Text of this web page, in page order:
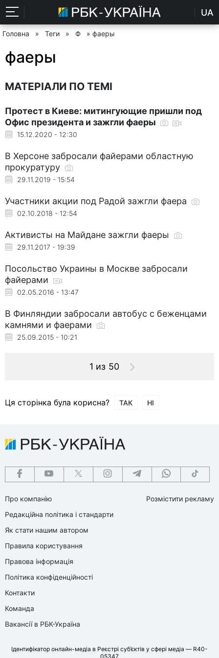
UA
Головна » Теги » Ф » фаеры
фаеры
МАТЕРІАЛИ ПО ТЕМІ
Протест в Киеве: митингующие пришли под
Офис президента и зажгли фаеры
15.12.2020 - 12:30
В Херсоне забросали файерами областную
прокуратуру
29.11.2019 - 15:54
Участники акции под Радой зажгли фаера
02.10.2018 - 12:54
Активисты на Майдане зажгли фаеры
29.11.2017 - 19:39
Посольство Украины в Москве забросали
файерами
02.05.2016 - 13:47
В Финляндии забросали автобус с беженцами
камнями и фаерами
25.09.2015 - 10:21
1 из 50
Ця сторінка була корисна? ТАК НІ
Про компанію
Редакційна політика і стандарти
Як стати нашим автором
Правила користування
Правова інформація
Політика конфіденційності
Контакти
Команда
Вакансії в РБК-Україна
Розмістити рекламу
Ідентифікатор онлайн-медіа в Реєстрі суб’єктів у сфері медіа — R40-
05347